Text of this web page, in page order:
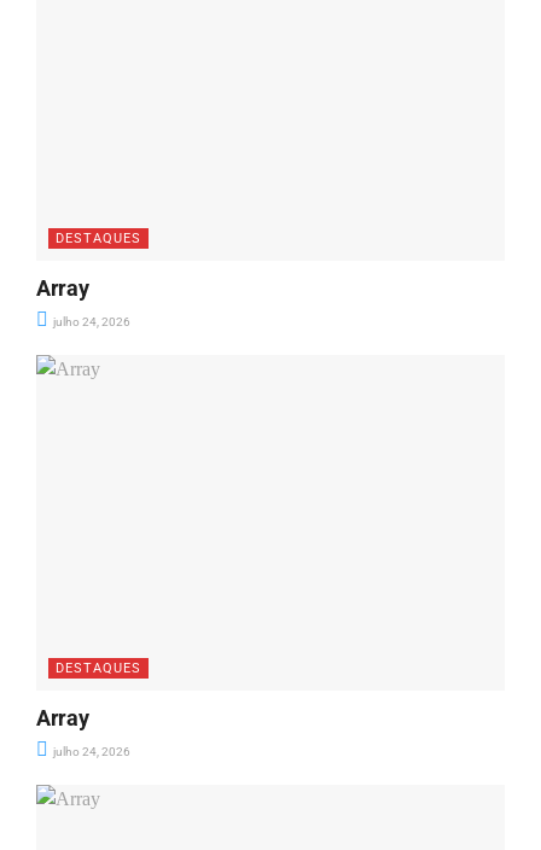
DESTAQUES
Array
julho 24, 2026
DESTAQUES
Array
julho 24, 2026